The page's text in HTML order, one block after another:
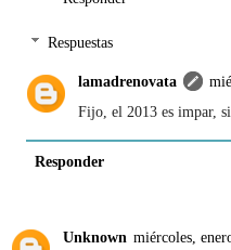
Respuestas
lamadrenovata
Fijo, el 2013 es impar,
Responder
Unknown miércoles,